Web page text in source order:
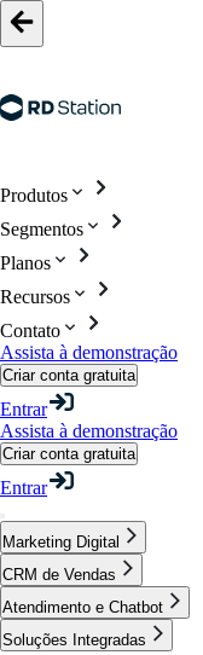
Produtos
Segmentos
Planos
Recursos
Contato
Assista à demonstração
Criar conta gratuita
Entrar
Assista à demonstração
Criar conta gratuita
Entrar
Marketing Digital
CRM de Vendas
Atendimento e Chatbot
Soluções Integradas